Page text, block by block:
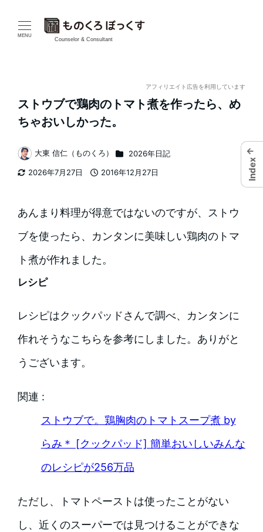
MENU
Counselor & Consultant
アフィリエイト広告を利用しています
ストウブで鶏肉のトマト煮を作ったら、め
ちゃおいしかった。
2026年7月27日
2016年12月27日
著
者
大東 信仁（ものくろ） カテゴリー
2026年日記
あんまり料理が得意ではないのですが、ストウ
ブを使ったら、カンタンに美味しい鶏肉のトマ
ト煮が作れました。
レシピ
レシピはクックパッドさんで調べ、カンタンに
作れそうなこちらを参考にしました。ありがと
うございます。
関連 :
ストウブで。鶏胸肉のトマトスープ煮 by
らみ＊ [クックパッド] 簡単おいしいみんな
のレシピが256万品
ただし、トマトペーストは使ったことがない
し、近くのスーパーでは見つけることができな
←
Index